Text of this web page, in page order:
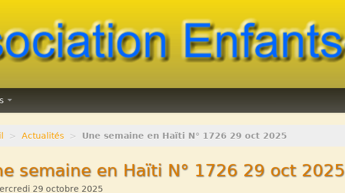
> Actualités > Une semaine en Haïti N° 1726 29 oct 2025
semaine en Haïti N° 1726 29 oct 2025
29 octobre 2025